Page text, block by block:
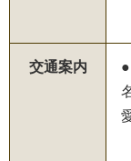
交通案内